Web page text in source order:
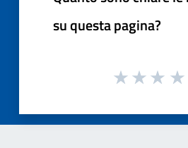
su questa pagina?